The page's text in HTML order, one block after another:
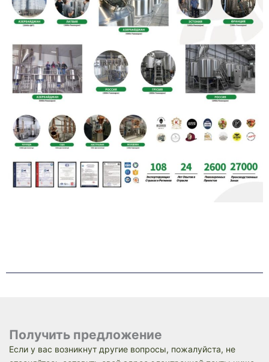
Получить предложение
Если у вас возникнут другие вопросы, пожалуйста, не